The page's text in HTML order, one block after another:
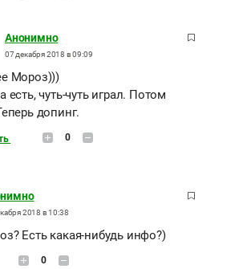
Анонимно
07 декабря 2018 в 09:09
Мороз)))
есть, чуть-чуть играл. Потом
допинг.
0
2018 в 10:38
Есть какая-нибудь инфо?)
0